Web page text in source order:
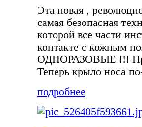
Эта новая ,
самая безопасная
которой все части
контакте с кожным
ОДНОРАЗОВЫЕ !!!
Теперь крыло носа
подробнее